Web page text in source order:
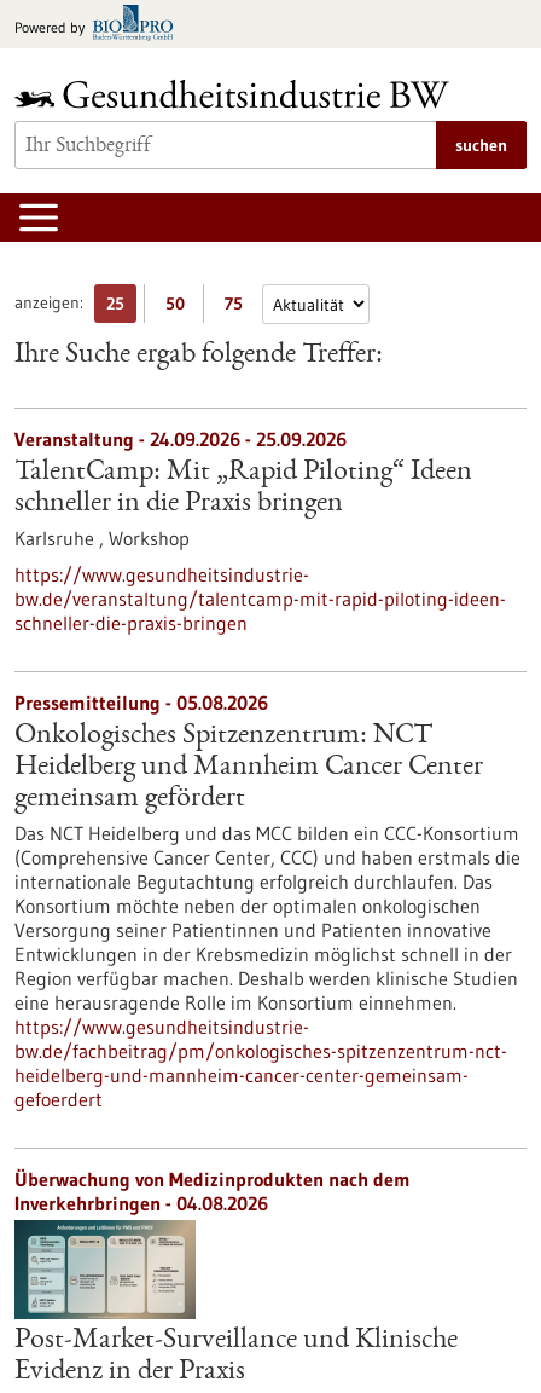
Inhalt
Powered by
suchen
anzeigen: 25 50 75
Ihre Suche ergab folgende Treffer:
Veranstaltung - 24.09.2026 - 25.09.2026
TalentCamp: Mit „Rapid Piloting“ Ideen
schneller in die Praxis bringen
Karlsruhe , Workshop
https://www.gesundheitsindustrie-
bw.de/veranstaltung/talentcamp-mit-rapid-piloting-ideen-
schneller-die-praxis-bringen
Pressemitteilung - 05.08.2026
Onkologisches Spitzenzentrum: NCT
Heidelberg und Mannheim Cancer Center
gemeinsam gefördert
Das NCT Heidelberg und das MCC bilden ein CCC-Konsortium
(Comprehensive Cancer Center, CCC) und haben erstmals die
internationale Begutachtung erfolgreich durchlaufen. Das
Konsortium möchte neben der optimalen onkologischen
Versorgung seiner Patientinnen und Patienten innovative
Entwicklungen in der Krebsmedizin möglichst schnell in der
Region verfügbar machen. Deshalb werden klinische Studien
eine herausragende Rolle im Konsortium einnehmen.
https://www.gesundheitsindustrie-
bw.de/fachbeitrag/pm/onkologisches-spitzenzentrum-nct-
heidelberg-und-mannheim-cancer-center-gemeinsam-
gefoerdert
Überwachung von Medizinprodukten nach dem
Inverkehrbringen - 04.08.2026
Post-Market-Surveillance und Klinische
Evidenz in der Praxis